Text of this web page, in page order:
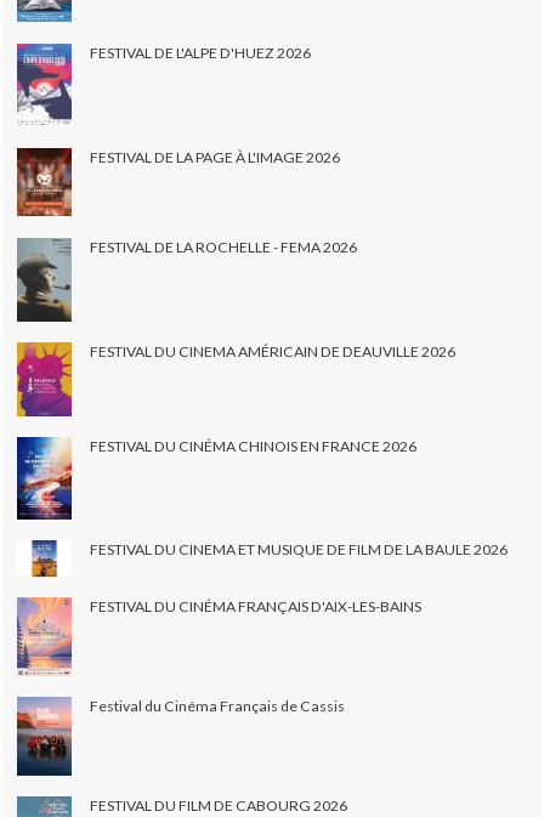
FESTIVAL DE L'ALPE D'HUEZ 2026
FESTIVAL DE LA PAGE À L'IMAGE 2026
FESTIVAL DE LA ROCHELLE - FEMA 2026
FESTIVAL DU CINEMA AMÉRICAIN DE DEAUVILLE 2026
FESTIVAL DU CINÉMA CHINOIS EN FRANCE 2026
FESTIVAL DU CINEMA ET MUSIQUE DE FILM DE LA BAULE 2026
FESTIVAL DU CINÉMA FRANÇAIS D'AIX-LES-BAINS
Festival du Cinéma Français de Cassis
FESTIVAL DU FILM DE CABOURG 2026